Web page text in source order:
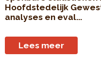
Hoofdstedelijk
analyses en eval...
Lees meer